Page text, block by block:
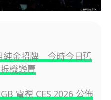
純金招牌 今時今日舊
機變賣
電視 CES 2026 公佈